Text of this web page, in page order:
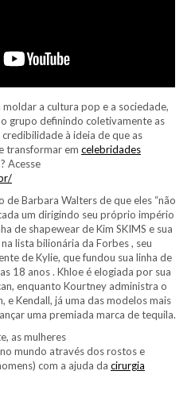
a cultura pop e a sociedade,
grupo definindo coletivamente as
à ideia de que as
transformar em celebridades
Acesse
Barbara Walters de que eles “não
um dirigindo seu próprio império
de shapewear de Kim SKIMS e sua
lista bilionária da Forbes , seu
de Kylie, que fundou sua linha de
18 anos . Khloe é elogiada por sua
enquanto Kourtney administra o
e Kendall, já uma das modelos mais
uma premiada marca de tequila.
as mulheres
mundo através dos rostos e
com a ajuda da cirurgia